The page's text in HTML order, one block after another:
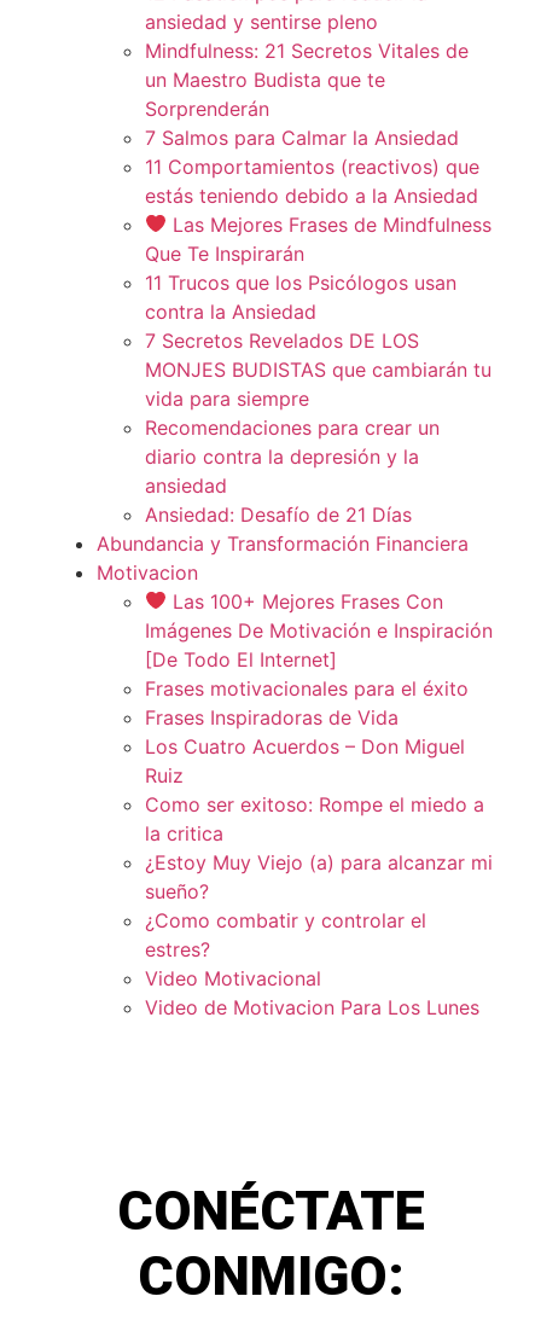
ansiedad y sentirse pleno
Mindfulness: 21 Secretos Vitales de
un Maestro Budista que te
Sorprenderán
7 Salmos para Calmar la Ansiedad
11 Comportamientos (reactivos) que
estás teniendo debido a la Ansiedad
Las Mejores Frases de Mindfulness
Que Te Inspirarán
11 Trucos que los Psicólogos usan
contra la Ansiedad
7 Secretos Revelados DE LOS
MONJES BUDISTAS que cambiarán tu
vida para siempre
Recomendaciones para crear un
diario contra la depresión y la
ansiedad
Ansiedad: Desafío de 21 Días
Abundancia y Transformación Financiera
Motivacion
Las 100+ Mejores Frases Con
Imágenes De Motivación e Inspiración
[De Todo El Internet]
Frases motivacionales para el éxito
Frases Inspiradoras de Vida
Los Cuatro Acuerdos – Don Miguel
Ruiz
Como ser exitoso: Rompe el miedo a
la critica
¿Estoy Muy Viejo (a) para alcanzar mi
sueño?
¿Como combatir y controlar el
estres?
Video Motivacional
Video de Motivacion Para Los Lunes
CONÉCTATE
CONMIGO: